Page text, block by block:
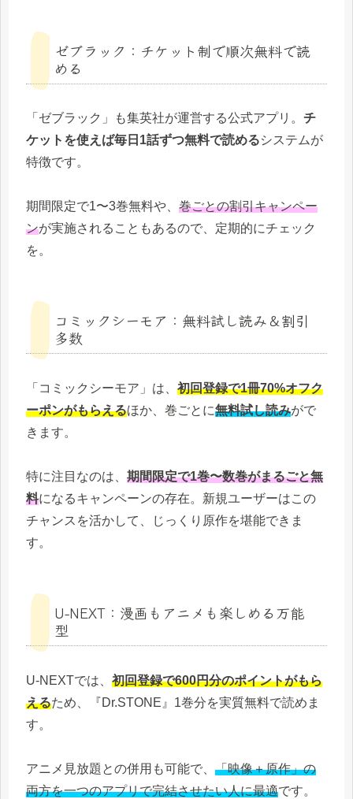
ゼブラック：チケット制で順次無料で読
める
「ゼブラック」も集英社が運営する公式アプリ。 チ
ケットを使えば毎日1話ずつ無料で読めるシステムが
特徴です。
期間限定で1〜3巻無料や、 巻ごとの割引キャンペー
ンが実施されることもあるので、定期的にチェック
を。
コミックシーモア：無料試し読み＆割引
多数
「コミックシーモア」は、 初回登録で1冊70%オフク
ーポンがもらえるほか、巻ごとに無料試し読みがで
きます。
特に注目なのは、 期間限定で1巻〜数巻がまるごと無
料になるキャンペーンの存在。新規ユーザーはこの
チャンスを活かして、じっくり原作を堪能できま
す。
U‑NEXT：漫画もアニメも楽しめる万能
型
U‑NEXTでは、 初回登録で600円分のポイントがもら
えるため、『Dr.STONE』1巻分を実質無料で読めま
す。
アニメ見放題との併用も可能で、 「映像＋原作」の
両方を一つのアプリで完結させたい人に最適です。